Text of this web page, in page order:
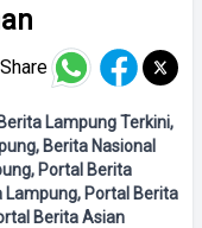
Share
Lampung Terkini,
Berita Nasional
Portal Berita
Lampung, Portal Berita
Berita Asian